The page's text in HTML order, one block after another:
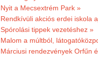
Nyit a Mecsextrém Park »
Rendkívüli akciós erdei iskola
Spórolási tippek vezetéshez »
Malom a múltból,
Márciusi rendezvények Orfűn